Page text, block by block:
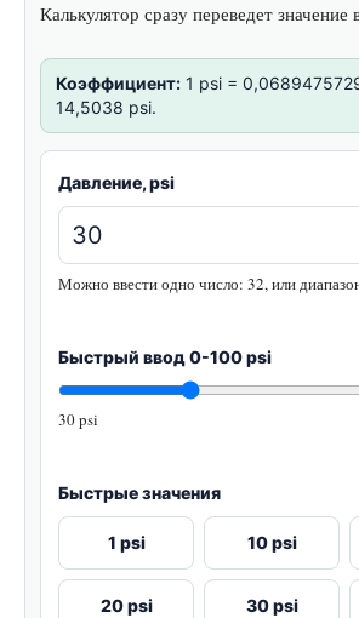
Калькулятор сразу переведет значение
Коэффициент: 1 psi =
14,5038 psi.
Давление, psi
Можно ввести одно число: 32, или
Быстрый ввод 0-100 psi
30 psi
Быстрые значения
1 psi 10 psi
20 psi 30 psi